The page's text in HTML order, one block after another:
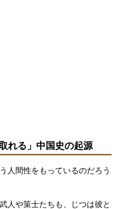
れる」中国史の起源
人間性をもっているのだろう
人や策士たちも、じつは彼と